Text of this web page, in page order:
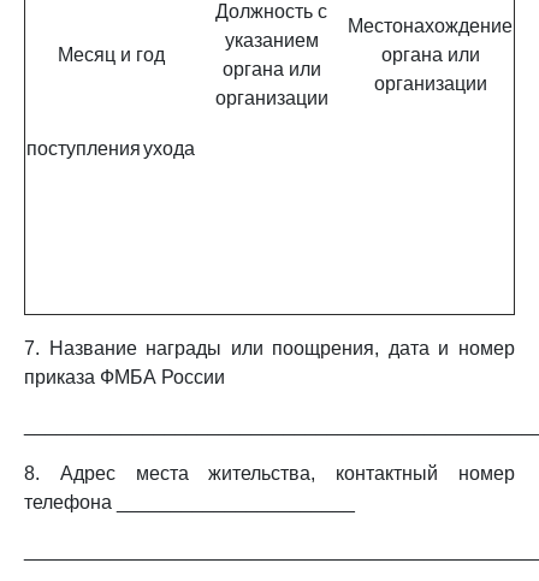
Месяц и год
Должность с
указанием
органа или
организации
Местонахождение
органа или
организации
поступленияухода
7. Название награды или поощрения, дата и номер
приказа ФМБА России
8. Адрес места жительства, контактный номер
телефона ______________________